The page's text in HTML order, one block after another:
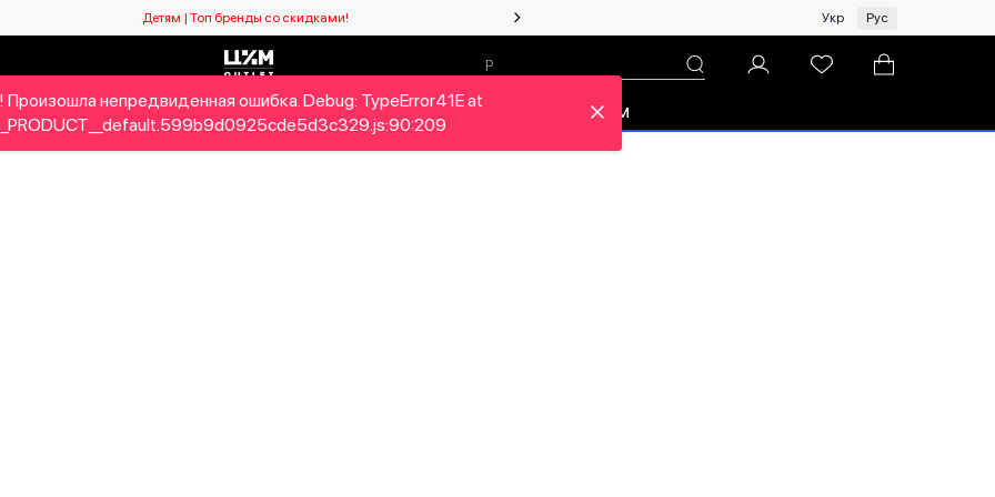
Детям | Топ бренды со скидками! Женщинам | Топ бренды со скидками!
Укр Рус
Детям Home&Gifts Бренды Новый сезон Про ЦУМ
Произошла непредвиденная ошибка. Debug: TypeError41E at